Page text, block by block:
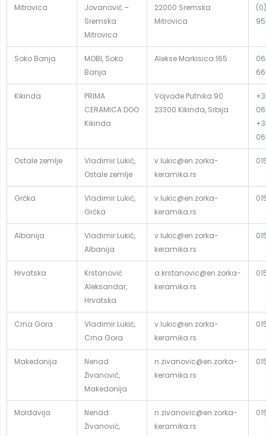
Mitrovica
Jovanović –
Sremska
Mitrovica
22000 Sremska
Mitrovica
Soko Banja
MOBI, Soko
Banja
Alekse Markisica 165
66
Kikinda
PRIMA
CERAMICA DOO
Kikinda
Vojvode Putnika 90
23300 Kikinda, Srbija
Ostale zemlje
Vladimir Lukić,
Ostale zemlje
v.lukic@en.zorka-
keramika.rs
Grčka
Vladimir Lukić,
Grčka
v.lukic@en.zorka-
keramika.rs
Albanija
Vladimir Lukić,
Albanija
v.lukic@en.zorka-
keramika.rs
Hrvatska
Krstanović
Aleksandar,
Hrvatska
a.krstanovic@en.zorka-
keramika.rs
Crna Gora
Vladimir Lukić,
Crna Gora
v.lukic@en.zorka-
keramika.rs
Makedonija
Nenad
Živanović,
Makedonija
n.zivanovic@en.zorka-
keramika.rs
Moldavija
Nenad
Živanović,
n.zivanovic@en.zorka-
keramika.rs